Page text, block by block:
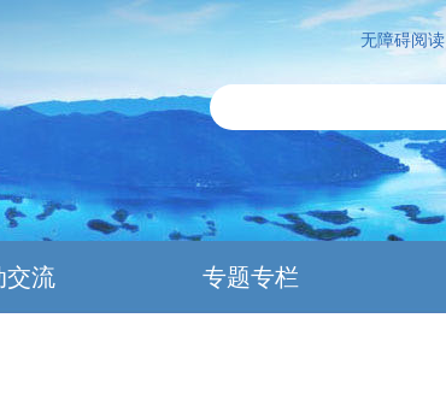
无障碍阅读
交流 专题专栏